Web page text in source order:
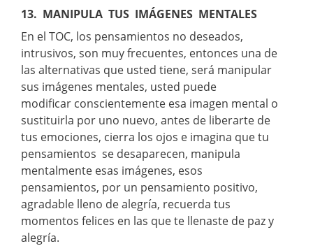
13. MANIPULA TUS IMÁGENES MENTALES
En el TOC, los pensamientos no deseados,
intrusivos, son muy frecuentes, entonces una de
las alternativas que usted tiene, será manipular
sus imágenes mentales, usted puede
modificar conscientemente esa imagen mental o
sustituirla por uno nuevo, antes de liberarte de
tus emociones, cierra los ojos e imagina que tu
pensamientos se desaparecen, manipula
mentalmente esas imágenes, esos
pensamientos, por un pensamiento positivo,
agradable lleno de alegría, recuerda tus
momentos felices en las que te llenaste de paz y
alegría.